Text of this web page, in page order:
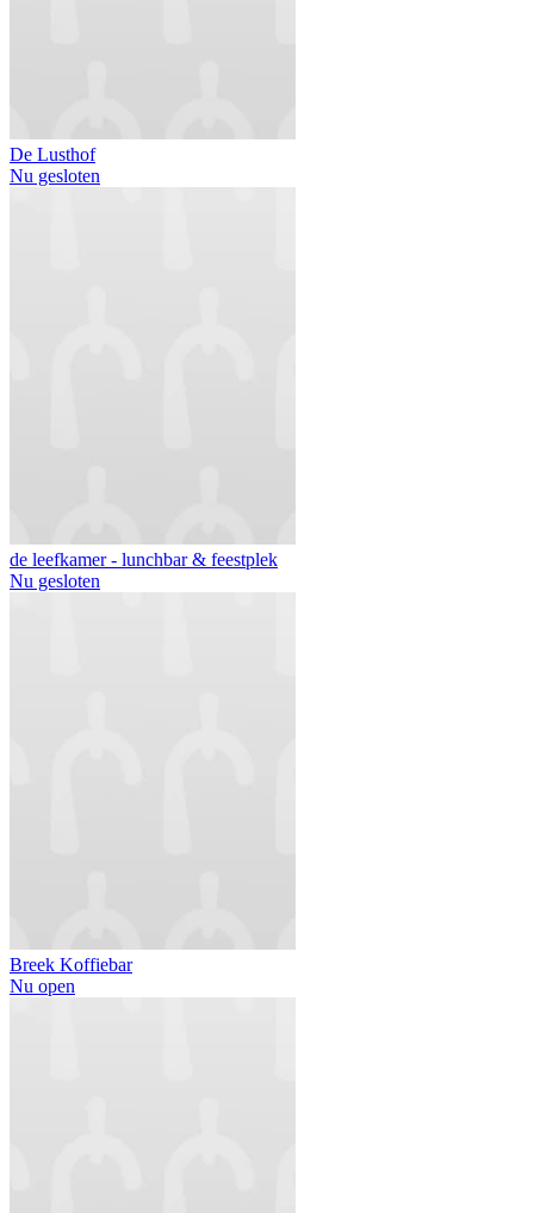
De Lusthof
Nu gesloten
de leefkamer - lunchbar & feestplek
Nu gesloten
Breek Koffiebar
Nu open